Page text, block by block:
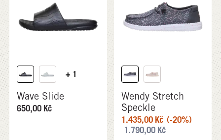
+ 1
Wave Slide
650,00 Kč
Wendy Stretch
Speckle
1.435,00 Kč (-20%)
1.790,00 Kč